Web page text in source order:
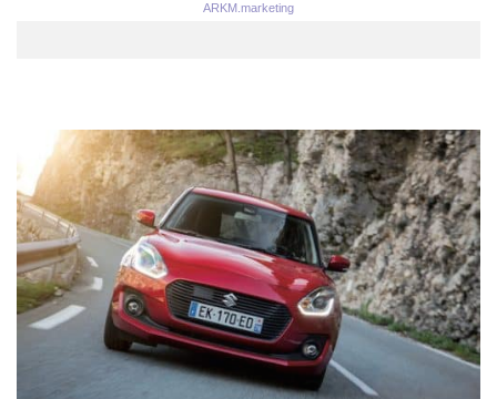
ARKM.marketing